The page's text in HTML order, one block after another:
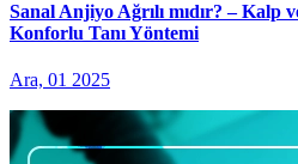
Sanal Anjiyo Ağrılı mıdır? – Kalp
Konforlu Tanı Yöntemi
Ara, 01 2025